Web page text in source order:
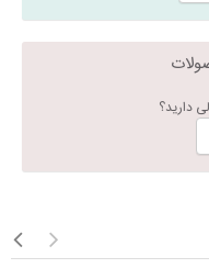
دارید؟